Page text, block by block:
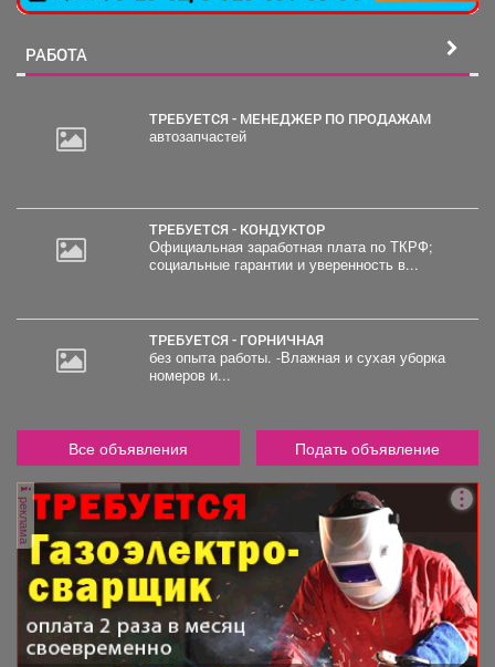
РАБОТА
ТРЕБУЕТСЯ - МЕНЕДЖЕР ПО ПРОДАЖАМ
автозапчастей
ТРЕБУЕТСЯ - КОНДУКТОР
Официальная заработная плата по ТКРФ;
социальные гарантии и уверенность в...
ТРЕБУЕТСЯ - ГОРНИЧНАЯ
без опыта работы. -Влажная и сухая уборка
номеров и...
Все объявления Подать объявление
реклама